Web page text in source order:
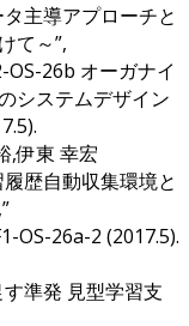
主導アプローチと
て～”,
OS-26b オーガナイ
システムデザイン
,伊東 幸宏
歴自動収集環境と
OS-26a-2 (2017.5).
準発 見型学習支